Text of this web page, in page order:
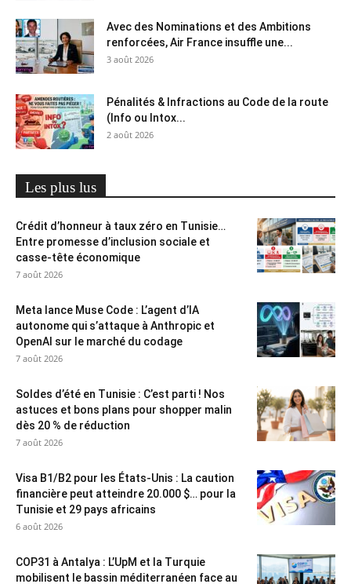
Avec des Nominations et des Ambitions
renforcées, Air France insuffle une...
3 août 2026
Pénalités & Infractions au Code de la route
(Info ou Intox...
2 août 2026
Les plus lus
Crédit d’honneur à taux zéro en Tunisie…
Entre promesse d’inclusion sociale et
casse-tête économique
7 août 2026
Meta lance Muse Code : L’agent d’IA
autonome qui s’attaque à Anthropic et
OpenAI sur le marché du codage
7 août 2026
Soldes d’été en Tunisie : C’est parti ! Nos
astuces et bons plans pour shopper malin
dès 20 % de réduction
7 août 2026
Visa B1/B2 pour les États-Unis : La caution
financière peut atteindre 20.000 $… pour la
Tunisie et 29 pays africains
6 août 2026
COP31 à Antalya : L’UpM et la Turquie
mobilisent le bassin méditerranéen face au